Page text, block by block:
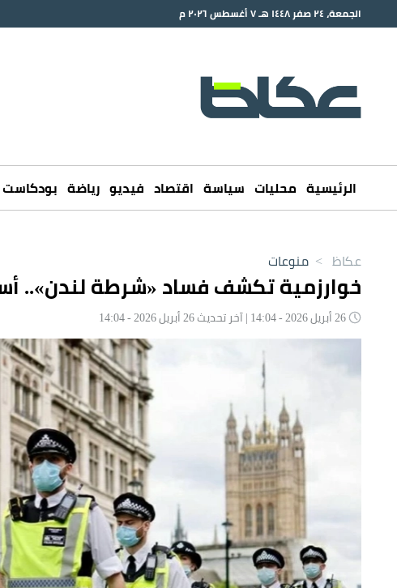
الجمعة، ٢٤ صفر ١٤٤٨ هـ ٧ أغسطس ٢٠٢٦ م
الرئيسية محليات سياسة اقتصاد فيديو رياضة بودكاست
عكاظ > منوعات
خوارزمية تكشف فساد «شرطة لندن»..